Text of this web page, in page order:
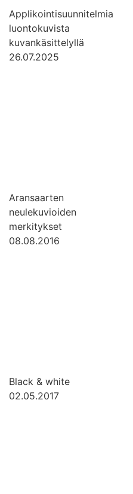
Applikointisuunnitelmia
luontokuvista
kuvankäsittelyllä
26.07.2025
Aransaarten
neulekuvioiden
merkitykset
08.08.2016
Black & white
02.05.2017